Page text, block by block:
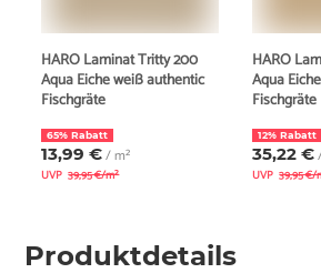
HARO Laminat Tritty 200
Aqua Eiche weiß authentic
Fischgräte
65% Rabatt
13,99 €/ m²
UVP 39,95 €/m²
HARO
Aqua
Fischgräte
12% Rabatt
35,22 €
UVP 39,95 €/
Produktdetails